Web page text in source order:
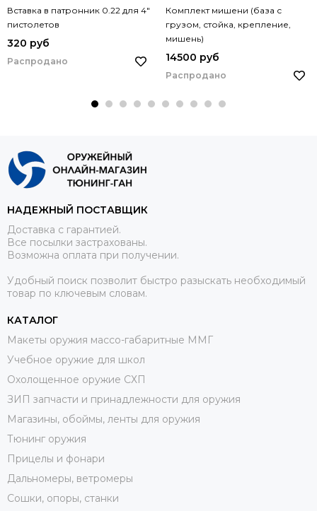
Вставка в патронник 0.22 для 4"
пистолетов
320 руб
Распродано
Комплект мишени (база с
грузом, стойка, крепление,
мишень)
14500 руб
Распродано
НАДЕЖНЫЙ ПОСТАВЩИК
Доставка с гарантией.
Все посылки застрахованы.
Возможна оплата при получении.
Удобный поиск позволит быстро разыскать необходимый
товар по ключевым словам.
КАТАЛОГ
Макеты оружия массо-габаритные ММГ
Учебное оружие для школ
Охолощенное оружие СХП
ЗИП запчасти и принадлежности для оружия
Магазины, обоймы, ленты для оружия
Тюнинг оружия
Прицелы и фонари
Дальномеры, ветромеры
Сошки, опоры, станки